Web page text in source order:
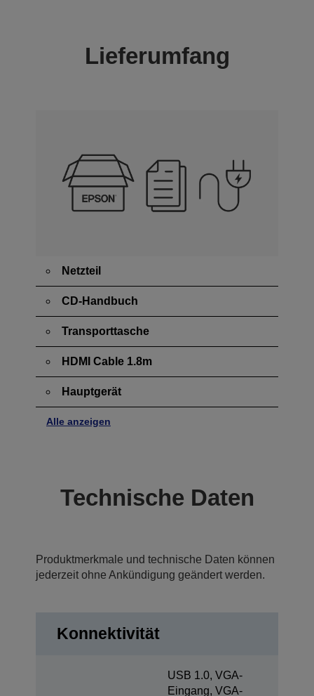
Lieferumfang
Netzteil
CD-Handbuch
Transporttasche
HDMI Cable 1.8m
Hauptgerät
Alle anzeigen
Technische Daten
Produktmerkmale und technische Daten können
jederzeit ohne Ankündigung geändert werden.
Konnektivität
USB 1.0, VGA-
Eingang, VGA-